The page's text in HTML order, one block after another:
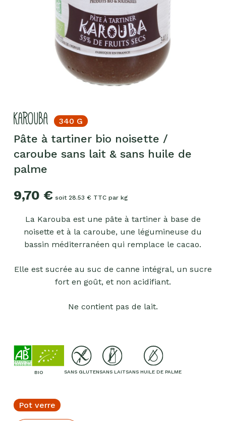
KAROUBA 340 G
Pâte à tartiner bio noisette /
caroube sans lait & sans huile de
palme
9,70 €soit 28.53 € TTC par kg
La Karouba est une pâte à tartiner à base de
noisette et à la caroube, une légumineuse du
bassin méditerranéen qui remplace le cacao.
Elle est sucrée au suc de canne intégral, un sucre
fort en goût, et non acidifiant.
Ne contient pas de lait.
BIO SANS GLUTENSANS LAITSANS HUILE DE PALME
Pot verre